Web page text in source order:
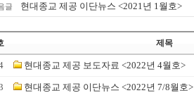
글 현대종교 제공 이단뉴스 <2021년 1월호>
제목
현대종교 제공 보도자료 <2022년 4월호>
현대종교 제공 이단뉴스 <2022년 7/8월호>